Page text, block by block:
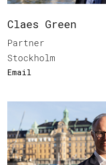
Claes Green
Partner
Stockholm
Email